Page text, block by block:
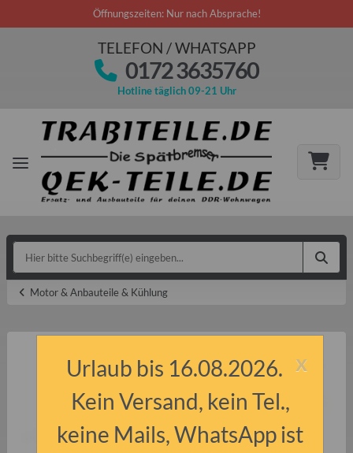
Öffnungszeiten: Nur nach Absprache!
TELEFON / WHATSAPP
0172 3635760
Hotline täglich 09-21 Uhr
Motor & Anbauteile & Kühlung
x
Urlaub bis 16.08.2026.
Kein Versand, kein Tel.,
keine Mails, WhatsApp ist